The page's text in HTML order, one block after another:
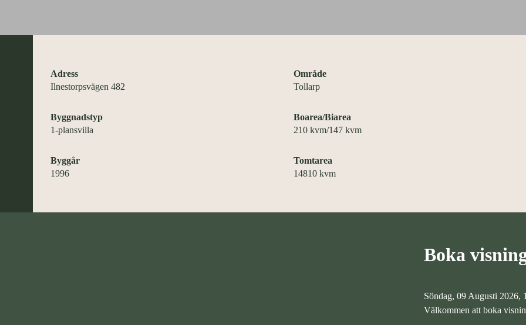
Adress
Ilnestorpsvägen 482
Område
Tollarp
Byggnadstyp
1-plansvilla
Boarea/Biarea
210 kvm/147 kvm
Byggår
1996
Tomtarea
14810 kvm
Boka
Söndag, 09 Augusti 2026,
Välkommen att boka